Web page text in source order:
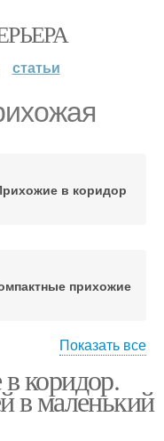
статьи
в коридор
прихожие
коридора
Показать все
коридор.
в маленький